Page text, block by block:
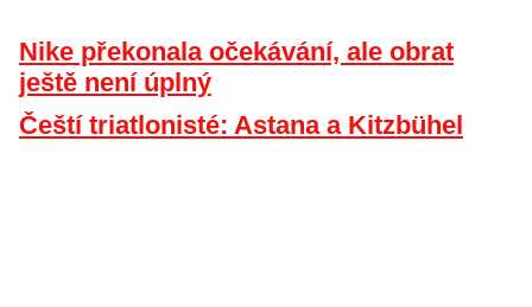
Nike překonala očekávání, ale obrat
ještě není úplný
Čeští triatlonisté: Astana a Kitzbühel